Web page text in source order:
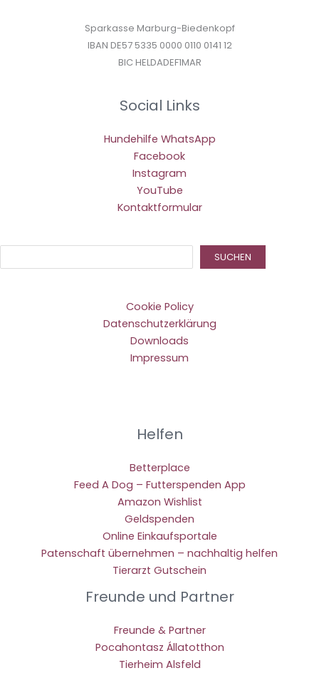
Sparkasse Marburg-Biedenkopf
IBAN DE57 5335 0000 0110 0141 12
BIC HELDADEF1MAR
Social Links
Hundehilfe WhatsApp
Facebook
Instagram
YouTube
Kontaktformular
SUCHEN
Cookie Policy
Datenschutzerklärung
Downloads
Impressum
Helfen
Betterplace
Feed A Dog – Futterspenden App
Amazon Wishlist
Geldspenden
Online Einkaufsportale
Patenschaft übernehmen – nachhaltig helfen
Tierarzt Gutschein
Freunde und Partner
Freunde & Partner
Pocahontasz Állatotthon
Tierheim Alsfeld